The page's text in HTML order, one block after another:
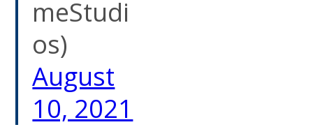
meStudi
os)
August
10, 2021